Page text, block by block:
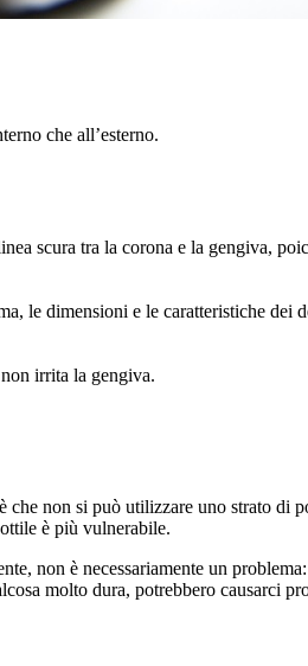
che all’esterno.
scura tra la corona e la gengiva,
le dimensioni e le caratteristiche dei
irrita la gengiva.
non si può utilizzare uno strato di
è più vulnerabile.
non è necessariamente un
molto dura, potrebbero causarci